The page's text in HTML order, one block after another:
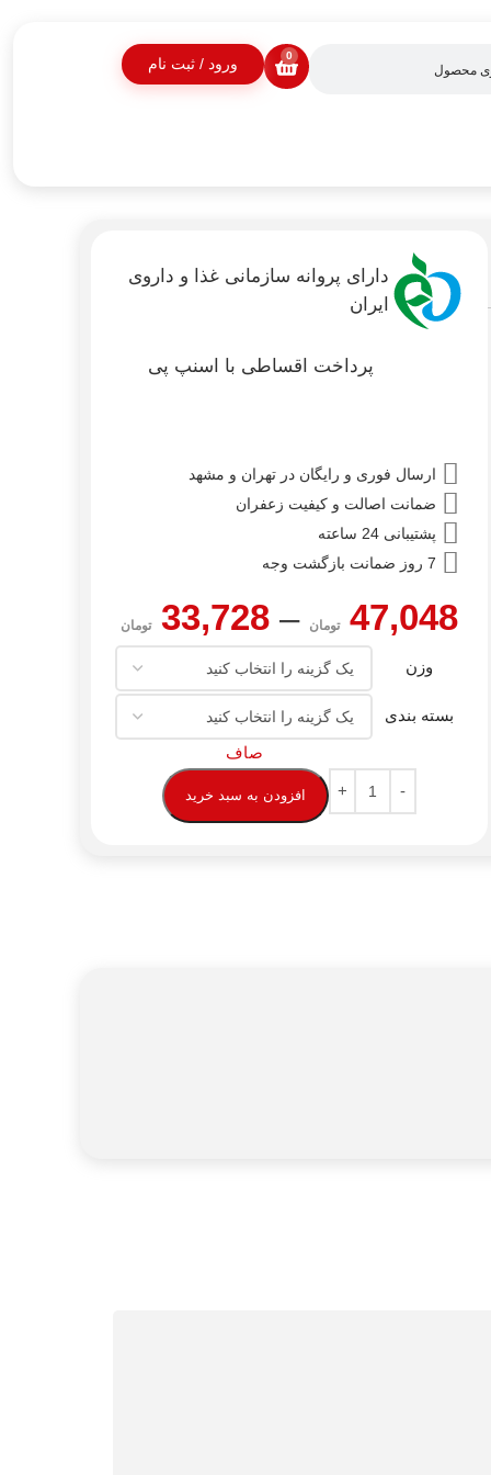
0
ورود / ثبت نام
دارای پروانه سازمانی غذا و داروی
ایران
پرداخت اقساطی با اسنپ پی
ارسال فوری و رایگان در تهران و مشهد
ضمانت اصالت و کیفیت زعفران
پشتیبانی 24 ساعته
7 روز ضمانت بازگشت وجه
47,048 تومان –
33,728 تومان
وزن
بسته بندی
صاف
افزودن به سبد خرید